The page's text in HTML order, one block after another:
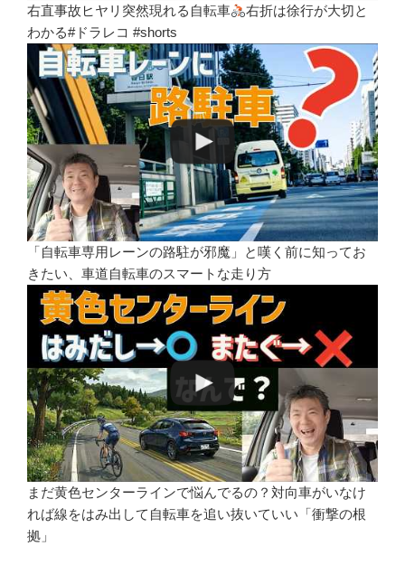
右直事故ヒヤリ突然現れる自転車
右折は徐行が大切と
わかる#ドラレコ #shorts
「自転車専用レーンの路駐が邪魔」と嘆く前に知ってお
きたい、車道自転車のスマートな走り方
まだ黄色センターラインで悩んでるの？対向車がいなけ
れば線をはみ出して自転車を追い抜いていい「衝撃の根
拠」